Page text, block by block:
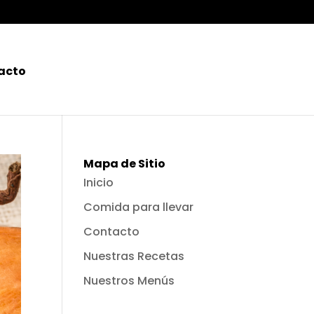
Mapa de Sitio
Inicio
Comida para llevar
Contacto
Nuestras Recetas
Nuestros Menús